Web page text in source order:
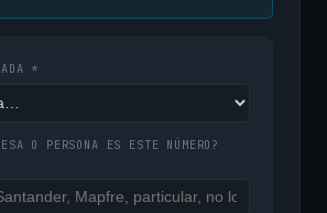
*
O PERSONA ES ESTE NÚMERO?